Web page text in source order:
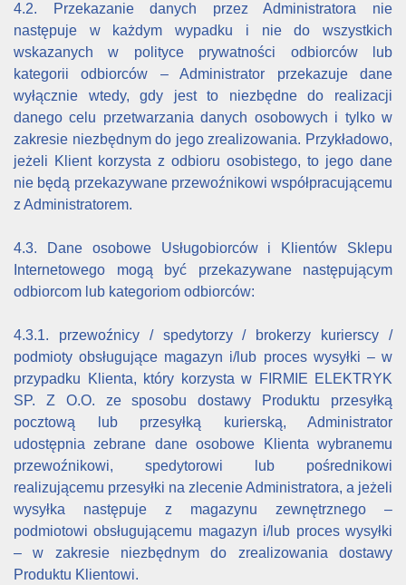
4.2. Przekazanie danych przez Administratora nie
następuje w każdym wypadku i nie do wszystkich
wskazanych w polityce prywatności odbiorców lub
kategorii odbiorców – Administrator przekazuje dane
wyłącznie wtedy, gdy jest to niezbędne do realizacji
danego celu przetwarzania danych osobowych i tylko w
zakresie niezbędnym do jego zrealizowania. Przykładowo,
jeżeli Klient korzysta z odbioru osobistego, to jego dane
nie będą przekazywane przewoźnikowi współpracującemu
z Administratorem.
4.3. Dane osobowe Usługobiorców i Klientów Sklepu
Internetowego mogą być przekazywane następującym
odbiorcom lub kategoriom odbiorców:
4.3.1. przewoźnicy / spedytorzy / brokerzy kurierscy /
podmioty obsługujące magazyn i/lub proces wysyłki – w
przypadku Klienta, który korzysta w FIRMIE ELEKTRYK
SP. Z O.O. ze sposobu dostawy Produktu przesyłką
pocztową lub przesyłką kurierską, Administrator
udostępnia zebrane dane osobowe Klienta wybranemu
przewoźnikowi, spedytorowi lub pośrednikowi
realizującemu przesyłki na zlecenie Administratora, a jeżeli
wysyłka następuje z magazynu zewnętrznego –
podmiotowi obsługującemu magazyn i/lub proces wysyłki
– w zakresie niezbędnym do zrealizowania dostawy
Produktu Klientowi.